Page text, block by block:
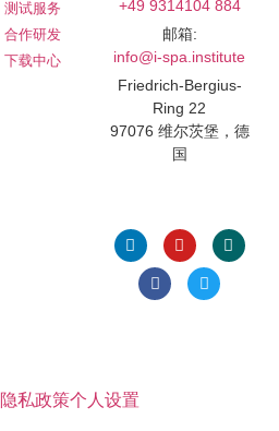
测试服务
合作研发
下载中心
+49 9314104 884
邮箱:
info@i-spa.institute
Friedrich-Bergius-
Ring 22
97076 维尔茨堡，德
国
隐私政策个人设置